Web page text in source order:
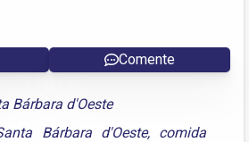
Comente
Bárbara d'Oeste
Bárbara d'Oeste, comida